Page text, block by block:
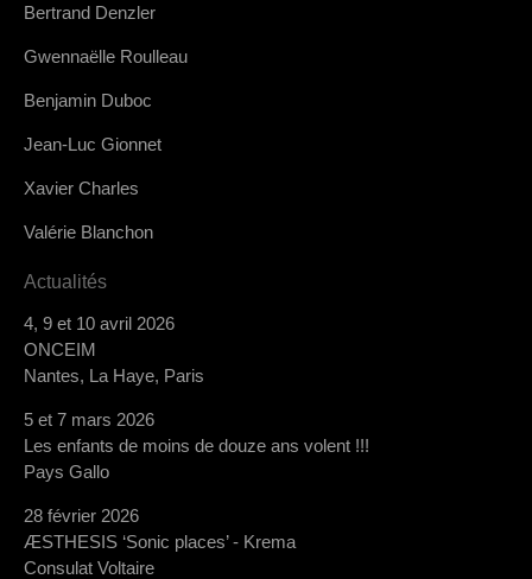
Bertrand Denzler
Gwennaëlle Roulleau
Benjamin Duboc
Jean-Luc Gionnet
Xavier Charles
Valérie Blanchon
Actualités
4, 9 et 10 avril 2026
ONCEIM
Nantes, La Haye, Paris
5 et 7 mars 2026
Les enfants de moins de douze ans volent !!!
Pays Gallo
28 février 2026
ÆSTHESIS ‘Sonic places’ - Krema
Consulat Voltaire